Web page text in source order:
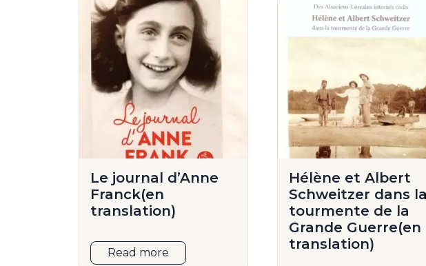
Le journal d’Anne
Franck(en
translation)
Read more
Hélène et Albert
Schweitzer dans la
tourmente de la
Grande Guerre(en
translation)